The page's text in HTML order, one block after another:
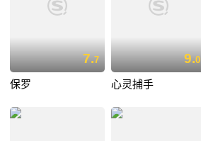
7.7
保罗
9.0
心灵捕手